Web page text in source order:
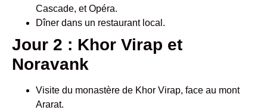
Cascade, et Opéra.
Dîner dans un restaurant local.
Jour 2 : Khor Virap et
Noravank
Visite du monastère de Khor Virap, face au mont
Ararat.